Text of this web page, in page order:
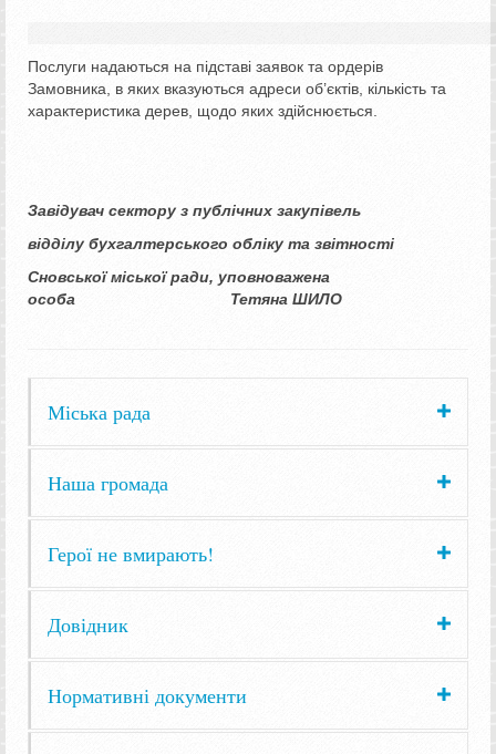
Послуги надаються на підставі заявок та ордерів
Замовника, в яких вказуються адреси об’єктів, кількість та
характеристика дерев, щодо яких здійснюється.
Завідувач сектору з публічних закупівель
відділу бухгалтерського обліку та звітності
Сновської міської ради, уповноважена
особа Тетяна ШИЛО
Міська рада
Наша громада
Герої не вмирають!
Довідник
Нормативні документи